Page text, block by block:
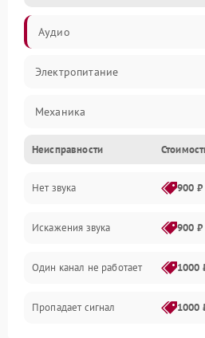
Аудио
Электропитание
Механика
Управление
Корпус/Герметичность
Электронные компоненты
Неисправности
Нет звука 900 ₽
Искажения звука 900 ₽
Один канал не работает 1000
Пропадает сигнал 1000